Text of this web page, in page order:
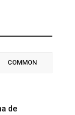
COMMON
de